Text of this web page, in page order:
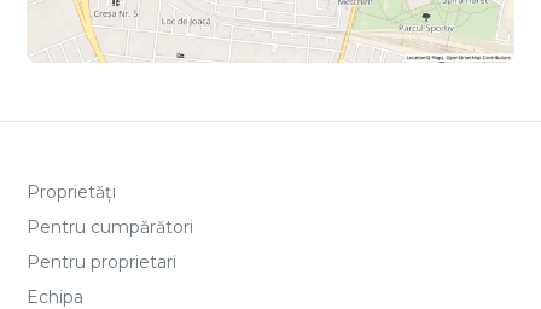
Proprietăți
Pentru cumpărători
Pentru proprietari
Echipa